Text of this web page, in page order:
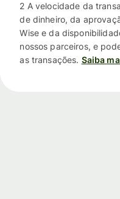
2 A velocidade da
de dinheiro, da
Wise e da
nossos parceiros, e
as transações. Saiba